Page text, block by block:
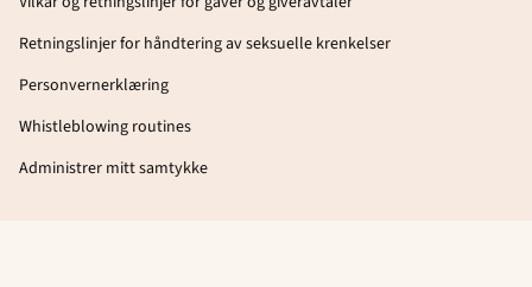
Retningslinjer for håndtering av seksuelle krenkelser
Personvernerklæring
Whistleblowing routines
Administrer mitt samtykke